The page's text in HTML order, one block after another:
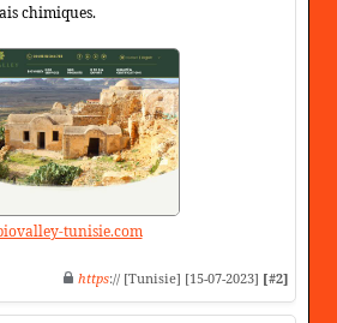
chimiques.
tunisie.com
https:// [Tunisie] [15-07-2023] [#2]